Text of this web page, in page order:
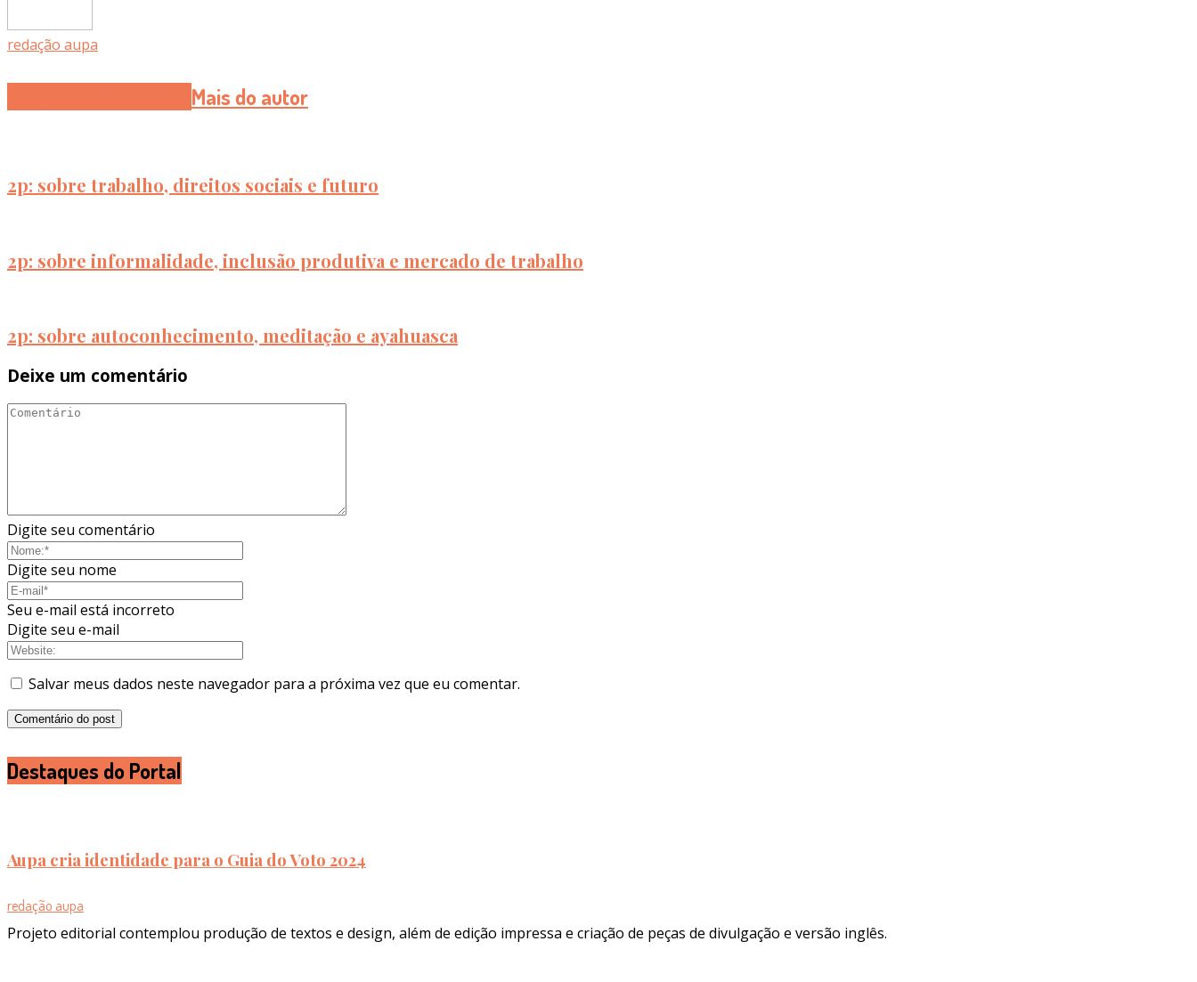
redação aupa
Mais do autor
2p: sobre trabalho, direitos sociais e futuro
2p: sobre informalidade, inclusão produtiva e mercado de trabalho
2p: sobre autoconhecimento, meditação e ayahuasca
Deixe um comentário
Digite seu comentário
Digite seu nome
Seu e-mail está incorreto
Digite seu e-mail
Salvar meus dados neste navegador para a próxima vez que eu comentar.
Destaques do Portal
Aupa cria identidade para o Guia do Voto 2024
redação aupa
Projeto editorial contemplou produção de textos e design, além de edição impressa e criação de peças de divulgação e versão inglês.